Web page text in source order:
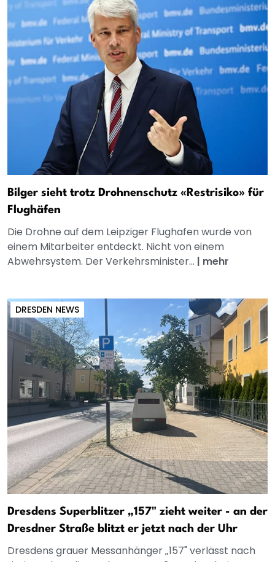
Bilger sieht trotz Drohnenschutz «Restrisiko» für
Flughäfen
Die Drohne auf dem Leipziger Flughafen wurde von
einem Mitarbeiter entdeckt. Nicht von einem
Abwehrsystem. Der Verkehrsminister... | mehr
DRESDEN NEWS
Dresdens Superblitzer „157" zieht weiter - an der
Dresdner Straße blitzt er jetzt nach der Uhr
Dresdens grauer Messanhänger „157" verlässt nach